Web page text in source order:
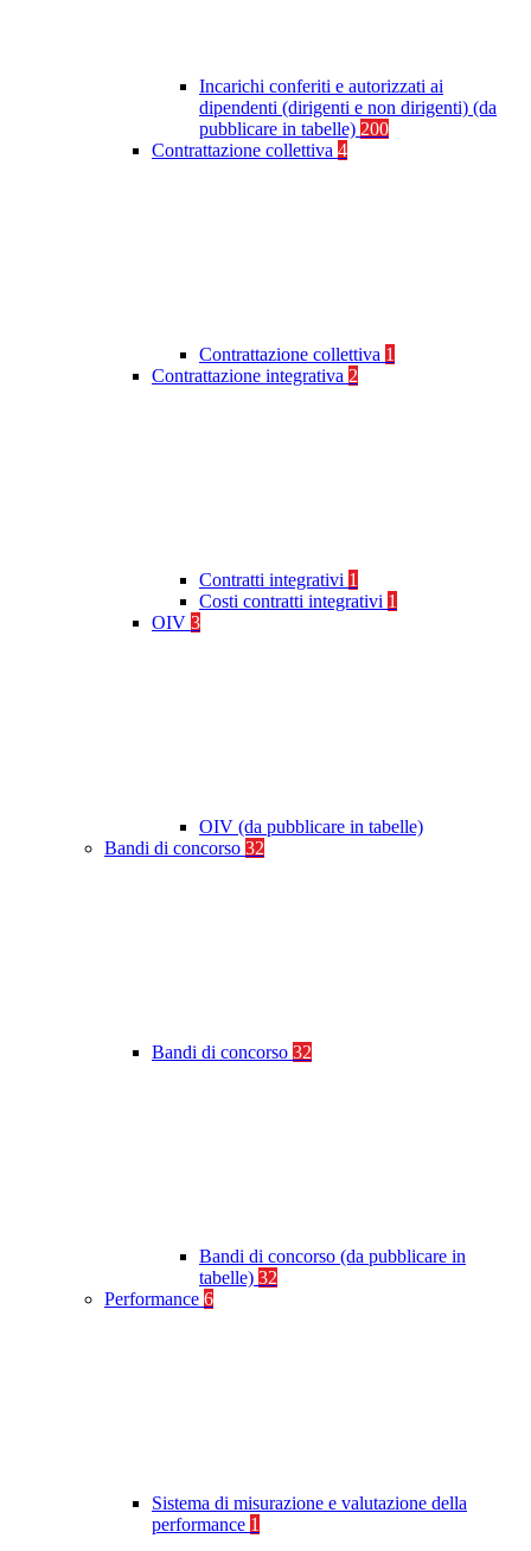
Incarichi conferiti e autorizzati ai
dipendenti (dirigenti e non dirigenti) (da
pubblicare in tabelle) 200
Contrattazione collettiva 4
Contrattazione collettiva 1
Contrattazione integrativa 2
Contratti integrativi 1
Costi contratti integrativi 1
OIV 3
OIV (da pubblicare in tabelle)
Bandi di concorso 32
Bandi di concorso 32
Bandi di concorso (da pubblicare in
tabelle) 32
Performance 6
Sistema di misurazione e valutazione della
performance 1